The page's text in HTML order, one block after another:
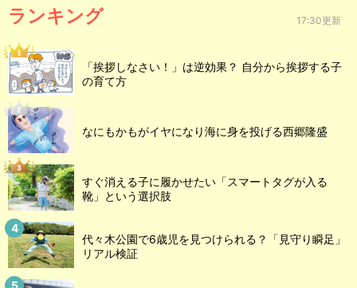
ランキング 17:30更新
「挨拶しなさい！」は逆効果？ 自分から挨拶する子
の育て方
なにもかもがイヤになり海に身を投げる西郷隆盛
すぐ消える子に履かせたい「スマートタグが入る
靴」という選択肢
代々木公園で6歳児を見つけられる？「見守り瞬足」
リアル検証